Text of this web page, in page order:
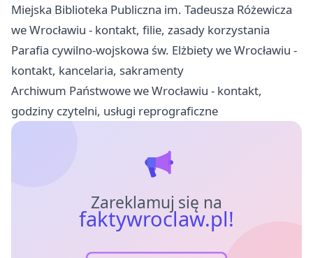
Miejska Biblioteka Publiczna im. Tadeusza Różewicza
we Wrocławiu - kontakt, filie, zasady korzystania
Parafia cywilno-wojskowa św. Elżbiety we Wrocławiu -
kontakt, kancelaria, sakramenty
Archiwum Państwowe we Wrocławiu - kontakt,
godziny czytelni, usługi reprograficzne
Zareklamuj się na
faktywroclaw.pl!